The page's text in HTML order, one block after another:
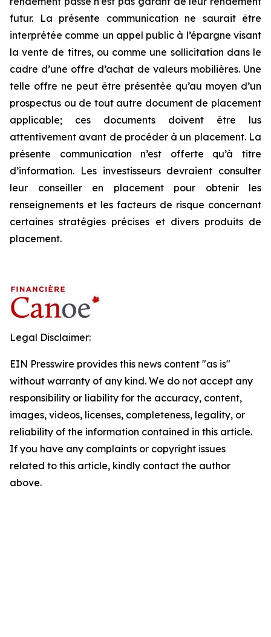
futur. La présente communication ne saurait être
interprétée comme un appel public à l’épargne visant
la vente de titres, ou comme une sollicitation dans le
cadre d’une offre d’achat de valeurs mobilières. Une
telle offre ne peut être présentée qu’au moyen d’un
prospectus ou de tout autre document de placement
applicable; ces documents doivent être lus
attentivement avant de procéder à un placement. La
présente communication n’est offerte qu’à titre
d’information. Les investisseurs devraient consulter
leur conseiller en placement pour obtenir les
renseignements et les facteurs de risque concernant
certaines stratégies précises et divers produits de
placement.
Legal Disclaimer:
EIN Presswire provides this news content "as is"
without warranty of any kind. We do not accept any
responsibility or liability for the accuracy, content,
images, videos, licenses, completeness, legality, or
reliability of the information contained in this article.
If you have any complaints or copyright issues
related to this article, kindly contact the author
above.